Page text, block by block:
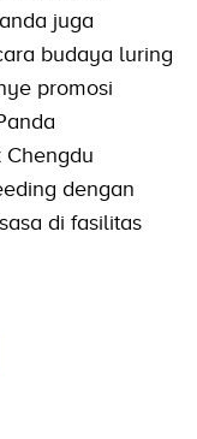
juga
budaya luring
promosi
dengan
di fasilitas